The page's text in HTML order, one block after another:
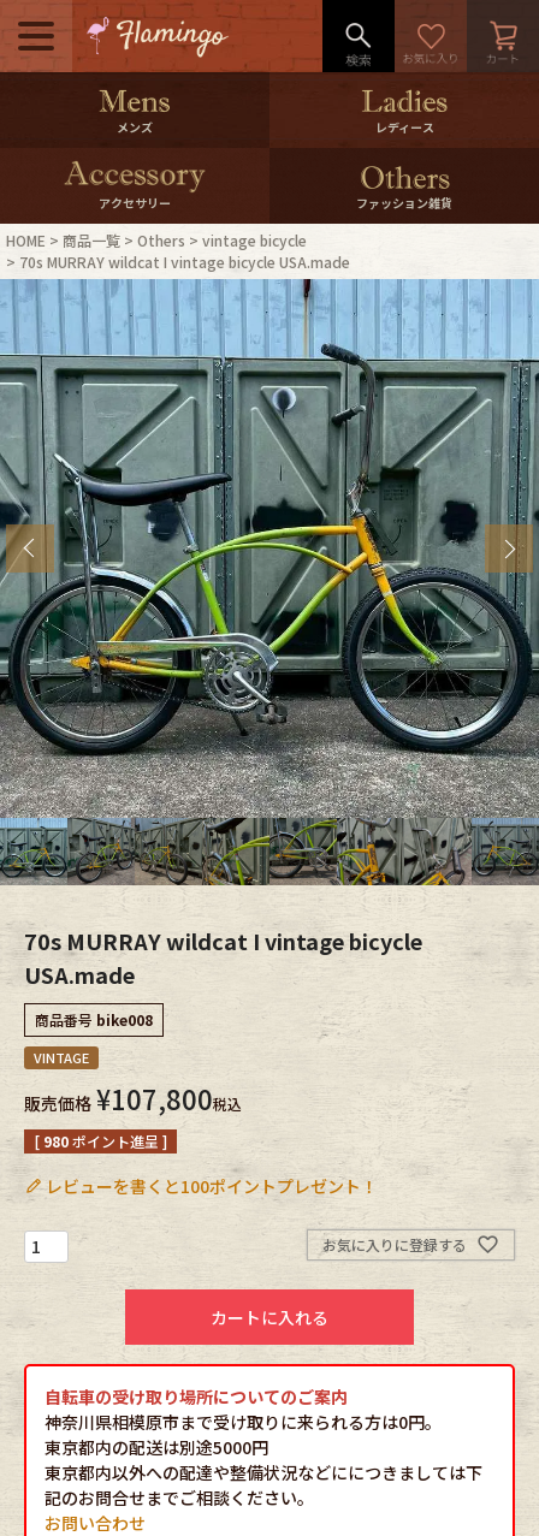
メニュー
500pt＆10％Offクーポンプレゼン
ト
10％0ffクーポンプレゼント
ログイン・会員登録 LINE ID連携
お気に入り マイページ
International Shipping
店舗紹介 特集一覧
ブランドから探す スタッフコーディネート
年代から探す 古着卸DOCK
メンズ商品カテゴリーから探す
Tops Outer
Bottoms Fafatt
レディース商品カテゴリーから探す
Tops Bottoms
Outer
Fafatt
小物・アクセサリーから探す
Eye Wear
Stall・Scarf
Accessory Shoes
Belt antique goods
Keyring
メンズ レディース
アクセサリー ファッション雑貨
HOME 商品一覧 Others
vintage bicycle
70s MURRAY wildcat I vintage bicycle USA.made
70s MURRAY wildcat I vintage bicycle
USA.made
商品番号 bike008
VINTAGE
販売価格 ¥107,800税込
[ 980ポイント進呈 ]
レビューを書くと100ポイントプレゼント！
お気に入りに登録する
カートに入れる
自転車の受け取り場所についてのご案内
神奈川県相模原市まで受け取りに来られる方は0円。
東京都内の配送は別途5000円
東京都内以外への配達や整備状況などににつきましては下
記のお問合せまでご相談ください。
お問い合わせ